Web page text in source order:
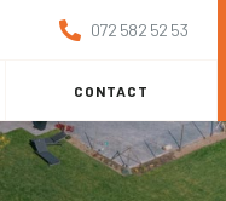
 072 582 52 53
CONTACT